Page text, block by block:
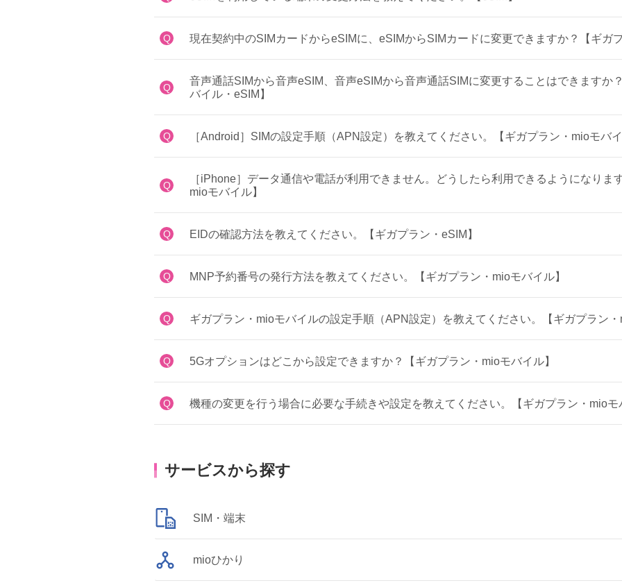
Q 現在契約中のSIMカードからeSIMに、eSIMからSIMカードに変更できますか？【ギガ
Q
音声通話SIMから音声eSIM、音声eSIMから音声通話SIMに変更することはできますか
バイル・eSIM】
Q ［Android］SIMの設定手順（APN設定）を教えてください。【ギガプラン・mioモバイ
Q
［iPhone］データ通信や電話が利用できません。どうしたら利用できるようになりま
mioモバイル】
Q EIDの確認方法を教えてください。【ギガプラン・eSIM】
Q MNP予約番号の発行方法を教えてください。【ギガプラン・mioモバイル】
Q ギガプラン・mioモバイルの設定手順（APN設定）を教えてください。【ギガプラン・
Q 5Gオプションはどこから設定できますか？【ギガプラン・mioモバイル】
Q 機種の変更を行う場合に必要な手続きや設定を教えてください。【ギガプラン・mioモ
サービスから探す
SIM・端末
mioひかり